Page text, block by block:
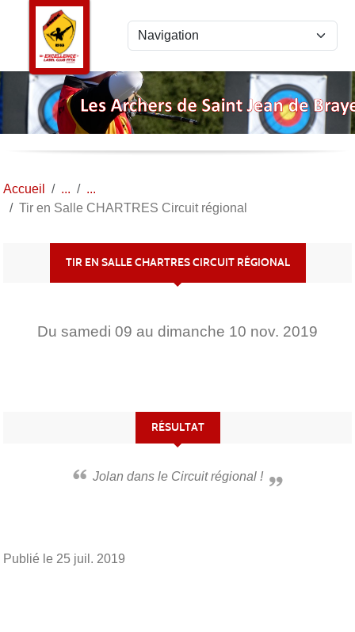
Accueil
Tir en Salle CHARTRES Circuit régional
TIR EN SALLE CHARTRES CIRCUIT RÉGIONAL
Du samedi 09 au dimanche 10 nov. 2019
RÉSULTAT
Jolan dans le Circuit régional !
Publié le 25 juil. 2019
Panneau de gestion des cookies